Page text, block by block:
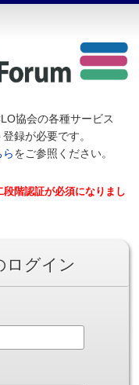
協会の各種サービス
録が必要です。
らをご参照ください。
階認証が必須になりまし
ログイン